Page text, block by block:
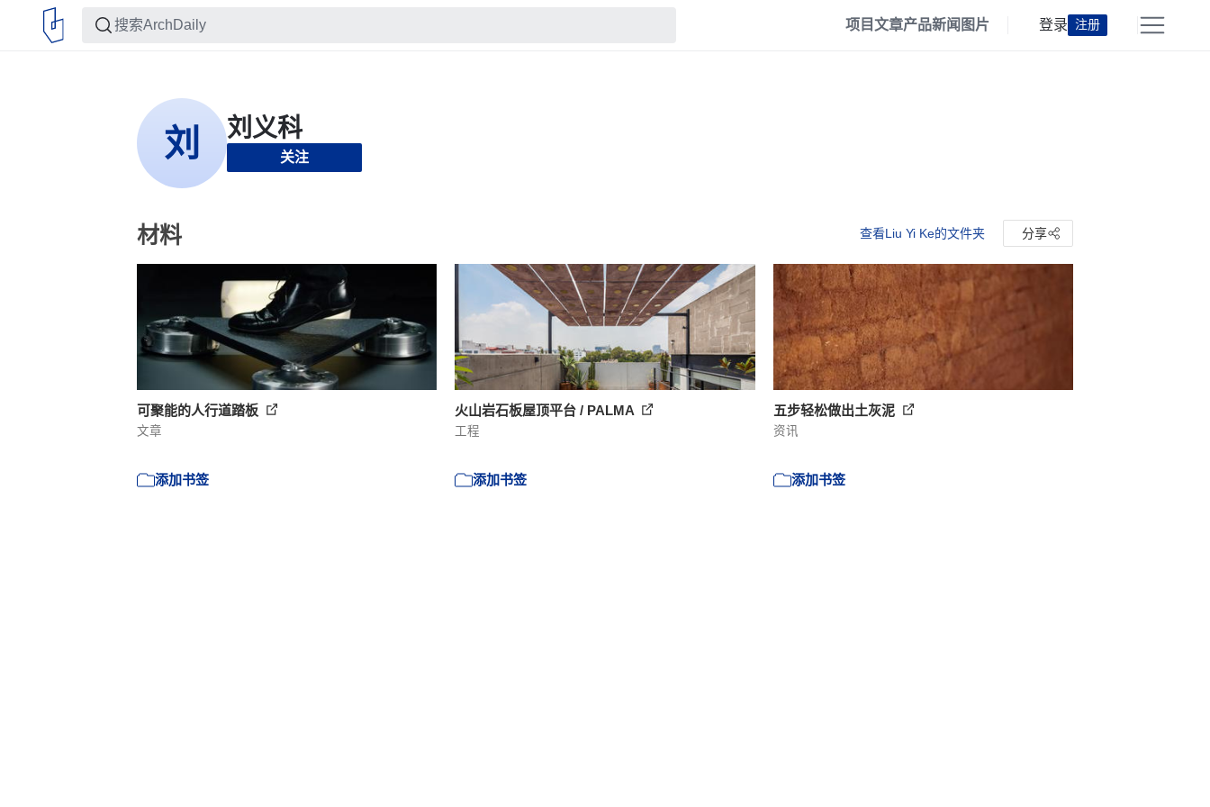
项目文章产品新闻 图片 登录 注册
关注
材料 查看Liu Yi Ke的文件夹 分享
可聚能的人行道踏板
文章
添加书签
火山岩石板屋顶平台 / PALMA
工程
添加书签
五步轻松做出土灰泥
资讯
添加书签